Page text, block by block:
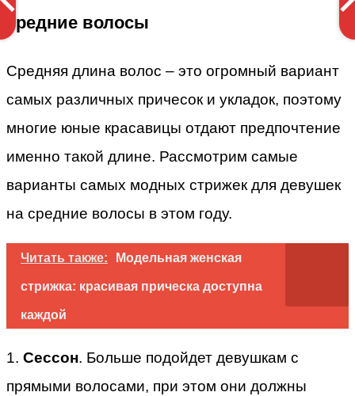
средние волосы
Средняя длина волос – это огромный вариант
самых различных причесок и укладок, поэтому
многие юные красавицы отдают предпочтение
именно такой длине. Рассмотрим самые
варианты самых модных стрижек для девушек
на средние волосы в этом году.
Читать также: Модельная женская
стрижка: красивая прическа доступна
каждой
1. Сессон. Больше подойдет девушкам с
прямыми волосами, при этом они должны